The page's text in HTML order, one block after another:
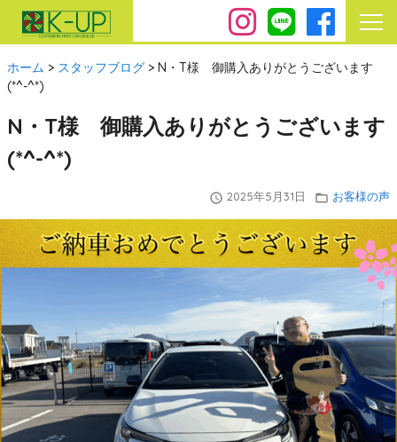
ホーム > スタッフブログ > N・T様 御購入ありがとうございます
(*^-^*)
N・T様 御購入ありがとうございます
(*^-^*)
query_builder 2025年5月31日 folder_open お客様の声